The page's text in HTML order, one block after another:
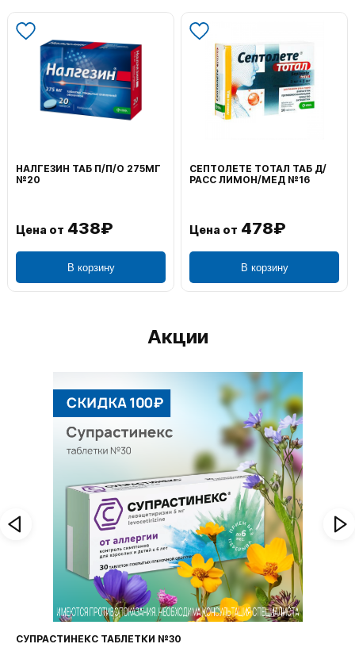
НАЛГЕЗИН ТАБ П/П/О 275МГ
№20
Цена от 438₽
В корзину
СЕПТОЛЕТЕ ТОТАЛ ТАБ Д/
РАСС ЛИМОН/МЕД №16
Цена от 478₽
В корзину
Акции
СУПРАСТИНЕКС ТАБЛЕТКИ №30